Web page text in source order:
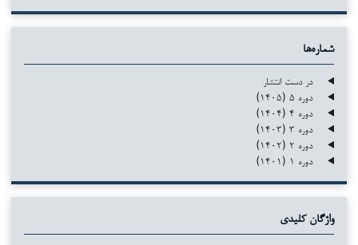
شماره‌ها
در دست انتشار
دوره ۵ (۱۴۰۵)
دوره ۴ (۱۴۰۴)
دوره ۳ (۱۴۰۳)
دوره ۲ (۱۴۰۲)
دوره ۱ (۱۴۰۱)
واژگان کلیدی